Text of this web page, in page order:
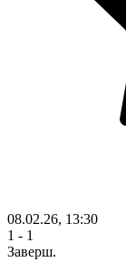
08.02.26, 13:30
1 - 1
Заверш.